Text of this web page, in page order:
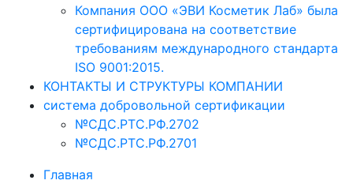
Компания ООО «ЭВИ Косметик Лаб» была
сертифицирована на соответствие
требованиям международного стандарта
ISO 9001:2015.
КОНТАКТЫ И СТРУКТУРЫ КОМПАНИИ
система добровольной сертификации
№СДС.РТС.РФ.2702
№СДС.РТС.РФ.2701
Главная